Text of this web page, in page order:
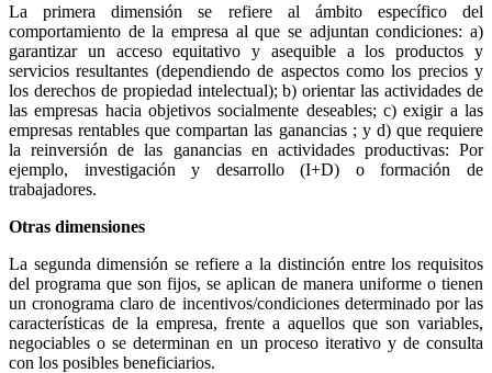
La primera dimensión se refiere al ámbito específico del
comportamiento de la empresa al que se adjuntan condiciones: a)
garantizar un acceso equitativo y asequible a los productos y
servicios resultantes (dependiendo de aspectos como los precios y
los derechos de propiedad intelectual); b) orientar las actividades de
las empresas hacia objetivos socialmente deseables; c) exigir a las
empresas rentables que compartan las ganancias ; y d) que requiere
la reinversión de las ganancias en actividades productivas: Por
ejemplo, investigación y desarrollo (I+D) o formación de
trabajadores.
Otras dimensiones
La segunda dimensión se refiere a la distinción entre los requisitos
del programa que son fijos, se aplican de manera uniforme o tienen
un cronograma claro de incentivos/condiciones determinado por las
características de la empresa, frente a aquellos que son variables,
negociables o se determinan en un proceso iterativo y de consulta
con los posibles beneficiarios.